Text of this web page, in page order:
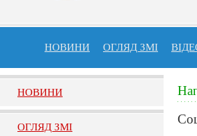
НОВИНИ ОГЛЯД ЗМІ
НОВИНИ
ОГЛЯД ЗМI